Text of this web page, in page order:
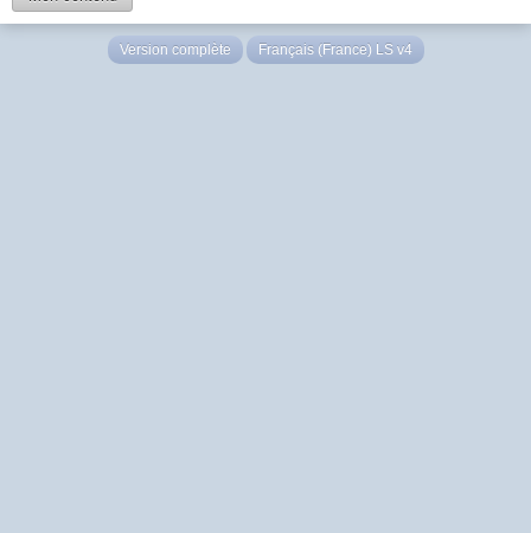
Version complète Français (France) LS v4